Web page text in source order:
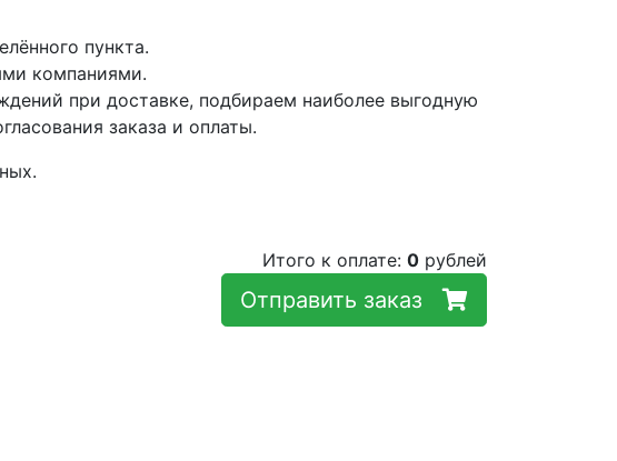
пункта.
компаниями.
при доставке, подбираем наиболее выгодную
заказа и оплаты.
Итого к оплате: 0 рублей
Отправить заказ